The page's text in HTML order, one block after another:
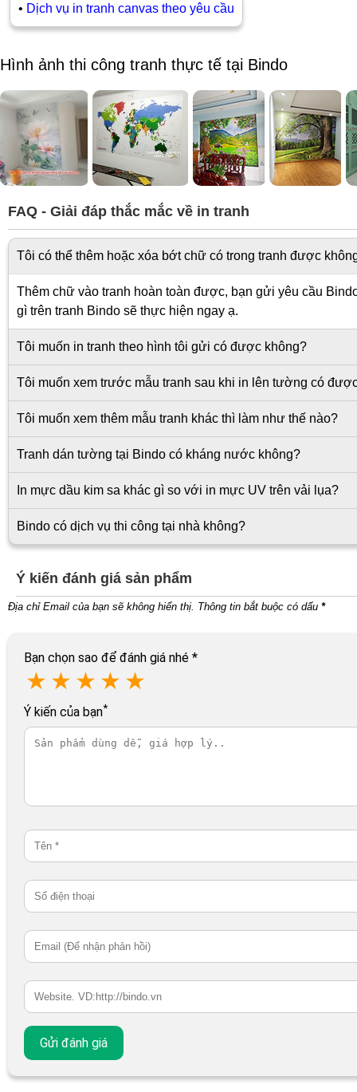
• Dịch vụ in tranh canvas theo yêu cầu
Hình ảnh thi công tranh thực tế tại Bindo
FAQ - Giải đáp thắc mắc về in tranh
Tôi có thể thêm hoặc xóa bớt chữ có trong tranh được
Thêm chữ vào tranh hoàn toàn được, bạn gửi yêu cầu
gì trên tranh Bindo sẽ thực hiện ngay ạ.
Tôi muốn in tranh theo hình tôi gửi có được không?
Tôi muốn xem trước mẫu tranh sau khi in lên tường có
Tôi muốn xem thêm mẫu tranh khác thì làm như thế nào?
Tranh dán tường tại Bindo có kháng nước không?
In mực dầu kim sa khác gì so với in mực UV trên vải lụa?
Bindo có dịch vụ thi công tại nhà không?
Ý kiến đánh giá sản phẩm
Địa chỉ Email của bạn sẽ không hiển thị. Thông tin bắt buộc có dấu *
Bạn chọn sao để đánh giá nhé *
★ ★ ★ ★ ★
Ý kiến của bạn*